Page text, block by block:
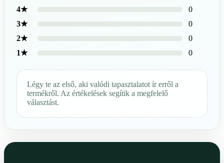
4★
0
3★
0
2★
0
1★
0
Légy te az első, aki valódi tapasztalatot ír erről a
termékről. Az értékelések segítik a megfelelő
választást.